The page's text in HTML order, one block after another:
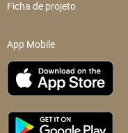
Ficha de projeto
App Mobile